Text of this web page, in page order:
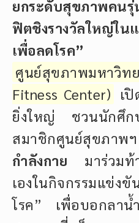
ยกระดับสุขภาพคน
ฟิตชิงรางวัลใหญ่ใ
เพื่อลดโรค”
ศูนย์สุขภาพมหาวิ
Fitness Center) เ
ยิ่งใหญ่ ชวนนักศึก
สมาชิกศูนย์สุขภา
กำลังกาย มาร่วมท้
เองในกิจกรรมแข่ง
โรค” เพื่อบอกลาน้